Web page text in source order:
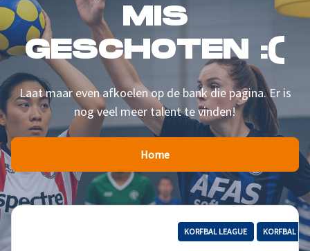
MIS
GESCHOTEN :(
Laat maar even afkoelen op de bank die pagina. Er is
nog veel meer talent te vinden!
Home
KORFBAL LEAGUE KORFBAL